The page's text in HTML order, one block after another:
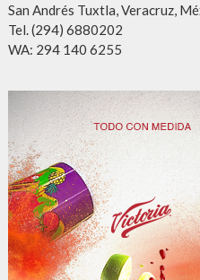
San Andrés Tuxtla, Veracruz,
Tel. (294) 6880202
WA: 294 140 6255